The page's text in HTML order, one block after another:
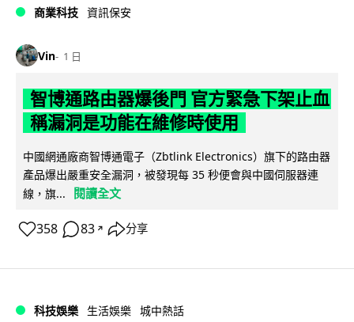
商業科技 資訊保安
Vin 1 日
智博通路由器爆後門 官方緊急下架止血
稱漏洞是功能在維修時使用
中國網通廠商智博通電子（Zbtlink Electronics）旗下的路由器
產品爆出嚴重安全漏洞，被發現每 35 秒便會與中國伺服器連
線，旗...
閱讀全文
358 83 ↗ 分享
科技娛樂 生活娛樂 城中熱話